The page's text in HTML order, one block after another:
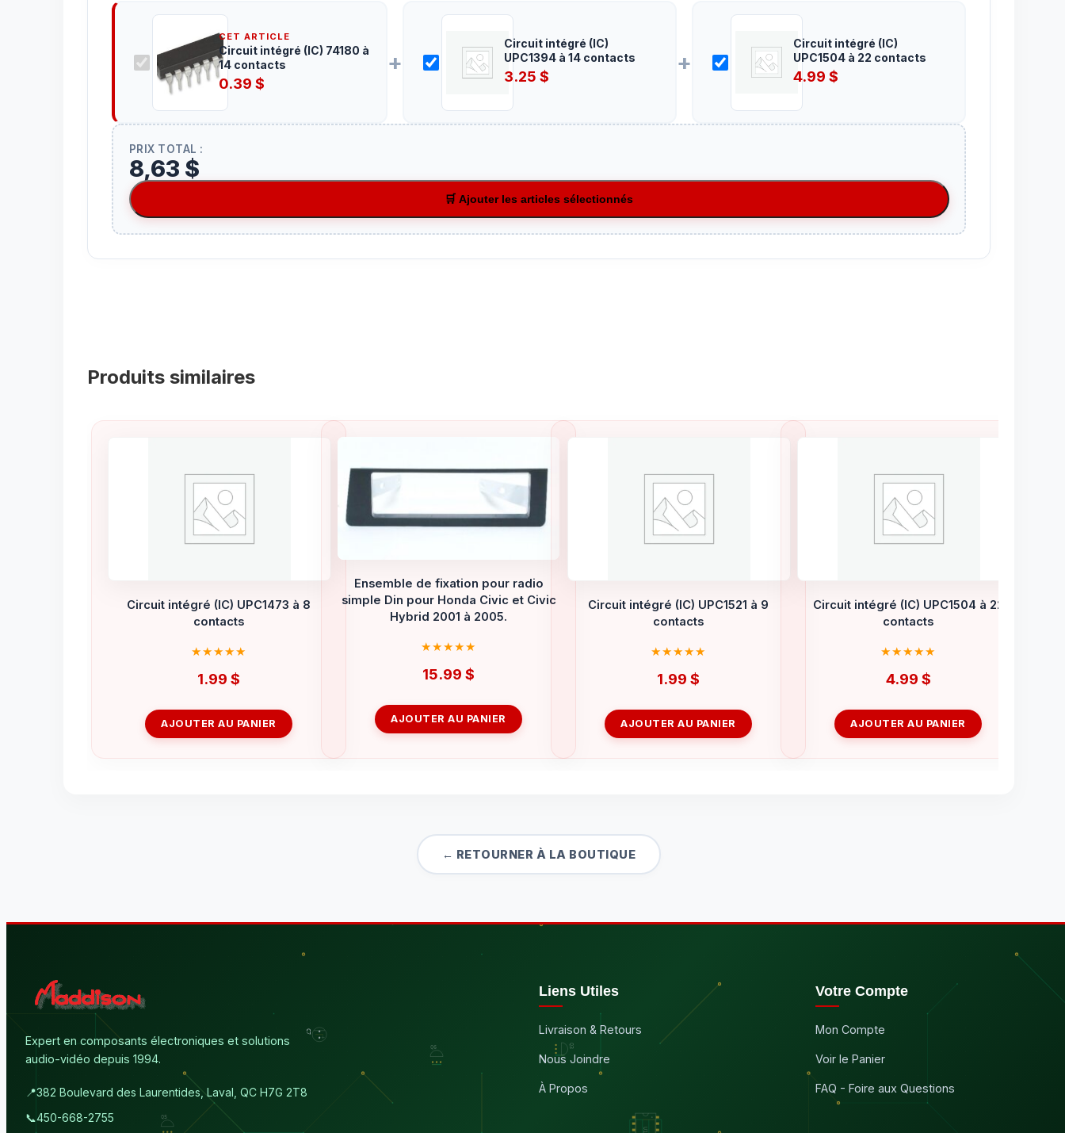
CET ARTICLE
Circuit intégré (IC) 74180 à
14 contacts
0.39$
+
Circuit intégré (IC)
UPC1394 à 14 contacts
3.25$
+
Circuit intégré (IC)
UPC1504 à 22 contacts
4.99 $
PRIX TOTAL :
8,63 $
🛒 Ajouter les articles sélectionnés
Produits similaires
Circuit intégré (IC) UPC1473 à 8
contacts
1.99 $
AJOUTER AU PANIER
Ensemble de fixation pour radio
simple Din pour Honda Civic et Civic
Hybrid 2001 à 2005.
15.99 $
AJOUTER AU PANIER
Circuit intégré (IC) UPC1521 à 9
contacts
1.99 $
AJOUTER AU PANIER
Circuit intégré (IC) UPC1504 à 22
contacts
4.99 $
AJOUTER AU PANIER
← RETOURNER À LA BOUTIQUE
Expert en composants électroniques et solutions
audio-vidéo depuis 1994.
📍382 Boulevard des Laurentides, Laval, QC H7G 2T8
📞450-668-2755
Liens Utiles
Livraison & Retours
Nous Joindre
À Propos
Votre Compte
Mon Compte
Voir le Panier
FAQ - Foire aux Questions